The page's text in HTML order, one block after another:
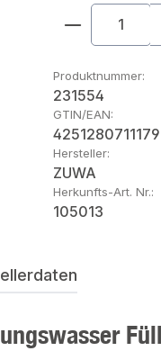
Produkt
Produktnummer:
231554
GTIN/EAN:
4251280711179
Hersteller:
ZUWA
Herkunfts-Art. Nr.:
105013